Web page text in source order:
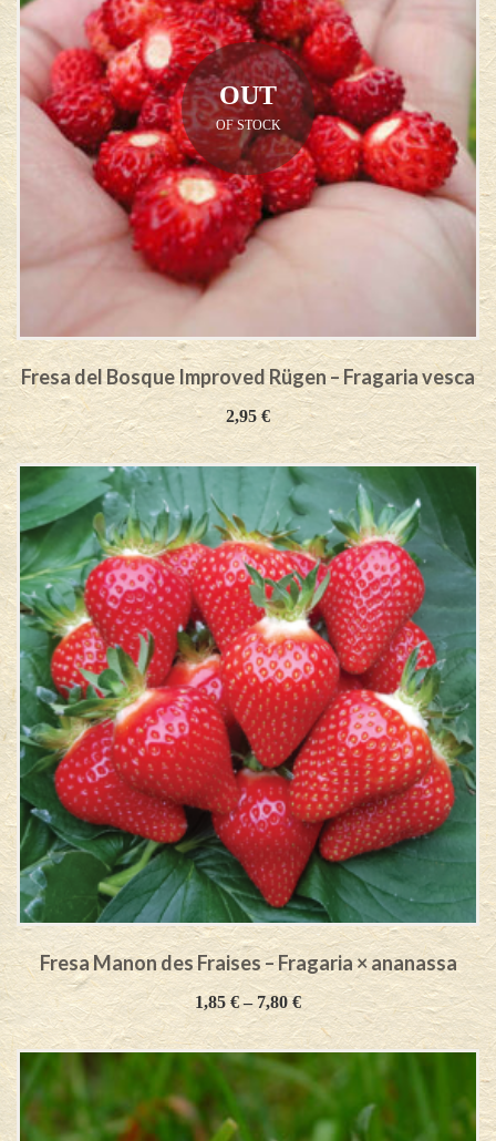
OUT
OF STOCK
Fresa del Bosque Improved Rügen – Fragaria vesca
2,95€
Fresa Manon des Fraises – Fragaria × ananassa
1,85 €–7,80€